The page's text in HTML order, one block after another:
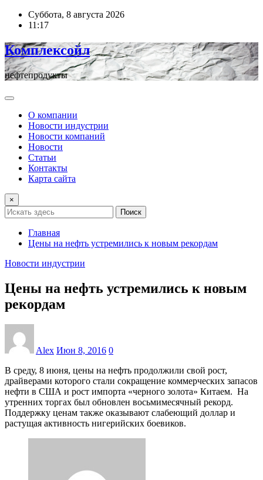
ПерейтиСуббота, 8 августа 2026
11:17
Комплексойл
нефтепродукты
О компании
Новости индустрии
Новости компаний
Новости
Статьи
Контакты
Карта сайта
×
Поиск
Главная
Цены на нефть устремились к новым рекордам
Новости индустрии
Цены на нефть устремились к новым
рекордам
Alex Июн 8, 2016 0
В среду, 8 июня, цены на нефть продолжили свой рост,
драйверами которого стали сокращение коммерческих запасов
нефти в США и рост импорта «черного золота» Китаем. На
утренних торгах был обновлен восьмимесячный рекорд.
Поддержку ценам также оказывают слабеющий доллар и
растущая активность нигерийских боевиков.